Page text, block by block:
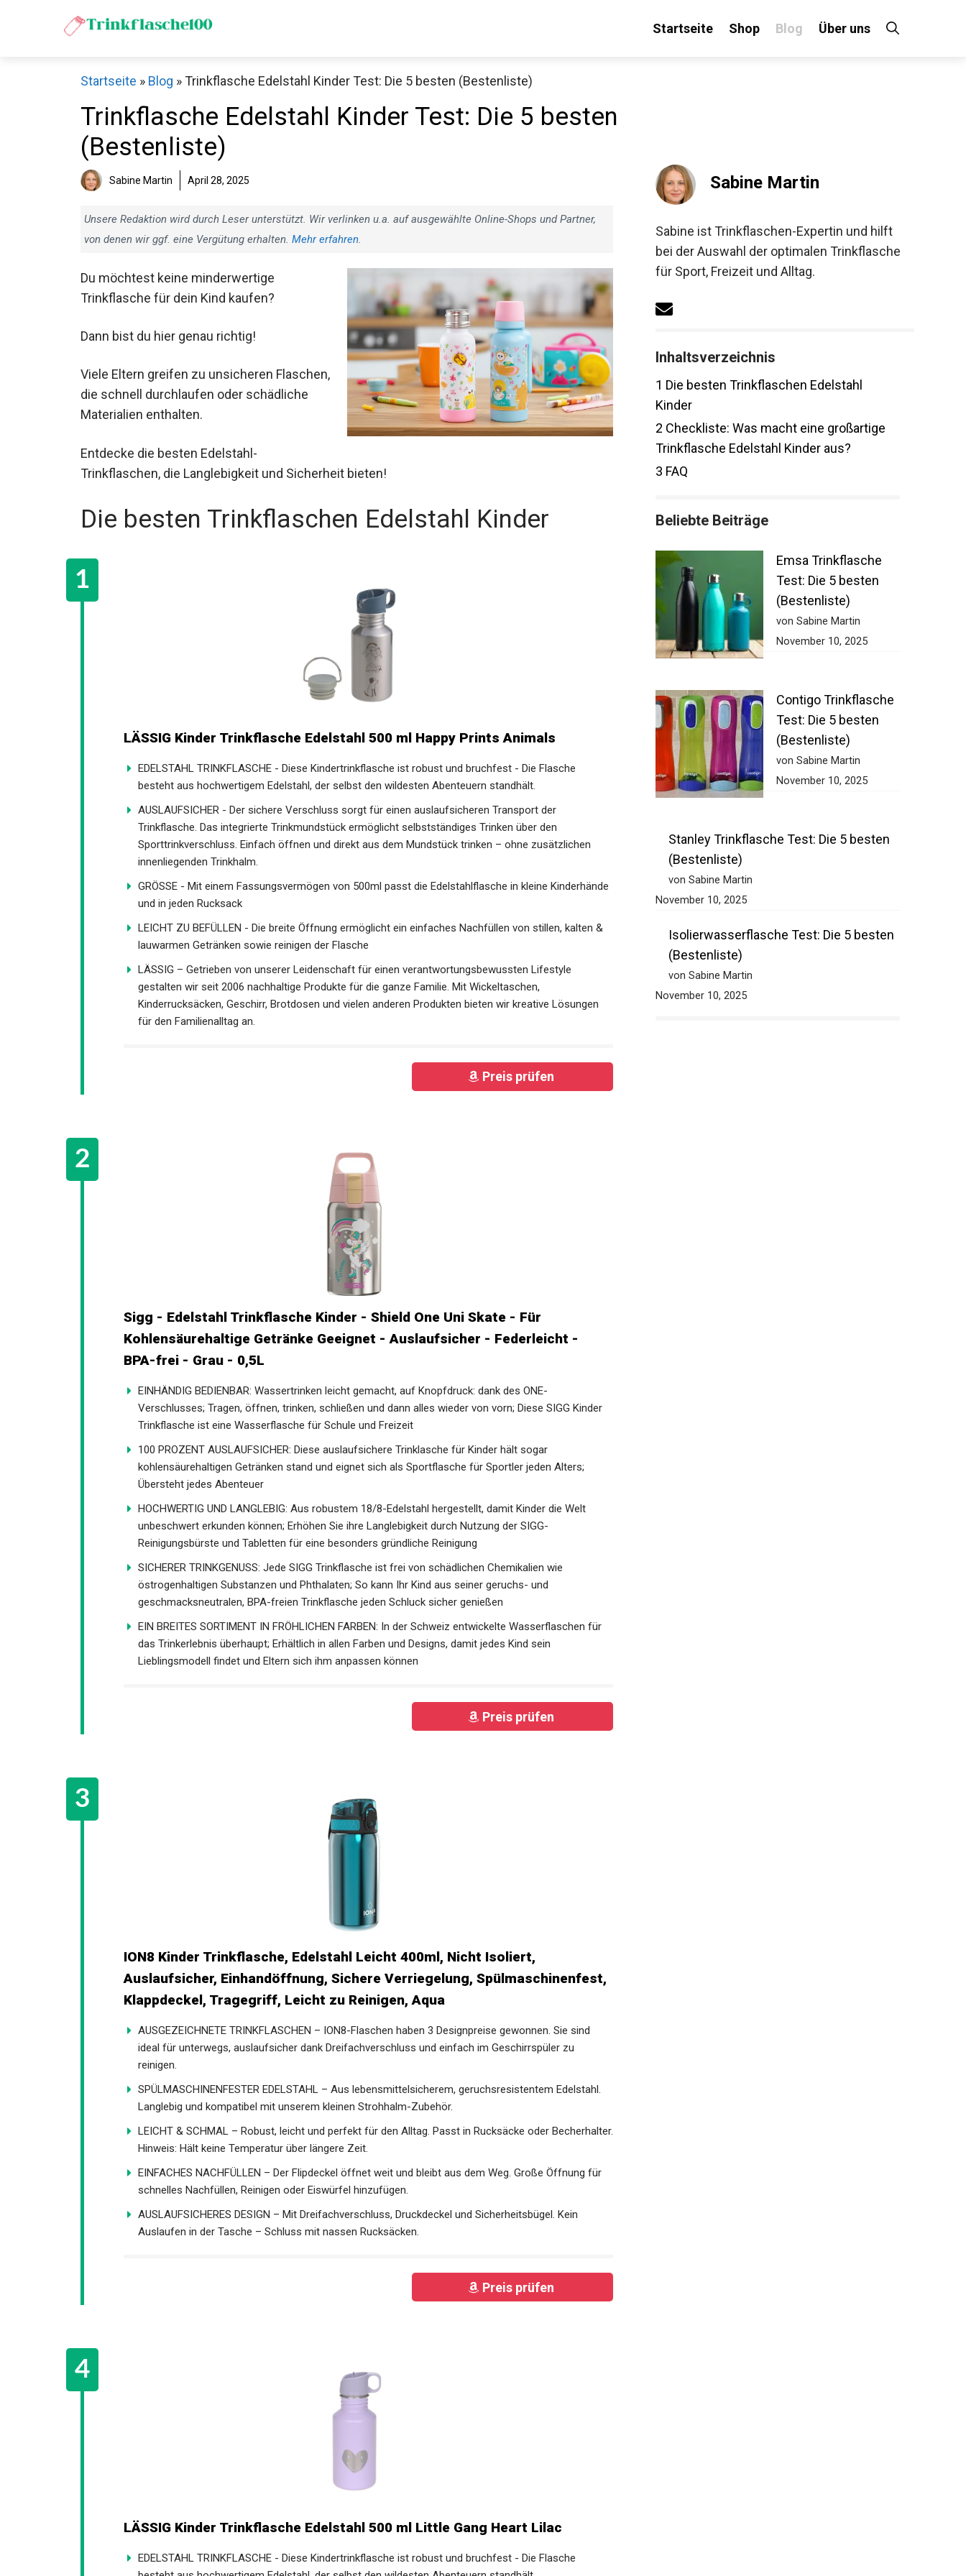
Startseite Shop Blog Über uns
Startseite » Blog »Trinkflasche Edelstahl Kinder Test: Die 5 besten (Bestenliste)
Trinkflasche Edelstahl Kinder Test: Die 5 besten
(Bestenliste)
Sabine Martin April 28, 2025
Unsere Redaktion wird durch Leser unterstützt. Wir verlinken u.a. auf ausgewählte Online-Shops und Partner,
von denen wir ggf. eine Vergütung erhalten. Mehr erfahren.
Du möchtest keine minderwertige
Trinkflasche für dein Kind kaufen?
Dann bist du hier genau richtig!
Viele Eltern greifen zu unsicheren Flaschen,
die schnell durchlaufen oder schädliche
Materialien enthalten.
Entdecke die besten Edelstahl-
Trinkflaschen, die Langlebigkeit und Sicherheit bieten!
Die besten Trinkflaschen Edelstahl Kinder
LÄSSIG Kinder Trinkflasche Edelstahl 500 ml Happy Prints Animals
EDELSTAHL TRINKFLASCHE - Diese Kindertrinkflasche ist robust und bruchfest - Die Flasche
besteht aus hochwertigem Edelstahl, der selbst den wildesten Abenteuern standhält.
AUSLAUFSICHER - Der sichere Verschluss sorgt für einen auslaufsicheren Transport der
Trinkflasche. Das integrierte Trinkmundstück ermöglicht selbstständiges Trinken über den
Sporttrinkverschluss. Einfach öffnen und direkt aus dem Mundstück trinken – ohne zusätzlichen
innenliegenden Trinkhalm.
GRÖSSE - Mit einem Fassungsvermögen von 500ml passt die Edelstahlflasche in kleine Kinderhände
und in jeden Rucksack
LEICHT ZU BEFÜLLEN - Die breite Öffnung ermöglicht ein einfaches Nachfüllen von stillen, kalten &
lauwarmen Getränken sowie reinigen der Flasche
LÄSSIG – Getrieben von unserer Leidenschaft für einen verantwortungsbewussten Lifestyle
gestalten wir seit 2006 nachhaltige Produkte für die ganze Familie. Mit Wickeltaschen,
Kinderrucksäcken, Geschirr, Brotdosen und vielen anderen Produkten bieten wir kreative Lösungen
für den Familienalltag an.
Preis prüfen
Sigg - Edelstahl Trinkflasche Kinder - Shield One Uni Skate - Für
Kohlensäurehaltige Getränke Geeignet - Auslaufsicher - Federleicht -
BPA-frei - Grau - 0,5L
EINHÄNDIG BEDIENBAR: Wassertrinken leicht gemacht, auf Knopfdruck: dank des ONE-
Verschlusses; Tragen, öffnen, trinken, schließen und dann alles wieder von vorn; Diese SIGG Kinder
Trinkflasche ist eine Wasserflasche für Schule und Freizeit
100 PROZENT AUSLAUFSICHER: Diese auslaufsichere Trinklasche für Kinder hält sogar
kohlensäurehaltigen Getränken stand und eignet sich als Sportflasche für Sportler jeden Alters;
Übersteht jedes Abenteuer
HOCHWERTIG UND LANGLEBIG: Aus robustem 18/8-Edelstahl hergestellt, damit Kinder die Welt
unbeschwert erkunden können; Erhöhen Sie ihre Langlebigkeit durch Nutzung der SIGG-
Reinigungsbürste und Tabletten für eine besonders gründliche Reinigung
SICHERER TRINKGENUSS: Jede SIGG Trinkflasche ist frei von schädlichen Chemikalien wie
östrogenhaltigen Substanzen und Phthalaten; So kann Ihr Kind aus seiner geruchs- und
geschmacksneutralen, BPA-freien Trinkflasche jeden Schluck sicher genießen
EIN BREITES SORTIMENT IN FRÖHLICHEN FARBEN: In der Schweiz entwickelte Wasserflaschen für
das Trinkerlebnis überhaupt; Erhältlich in allen Farben und Designs, damit jedes Kind sein
Lieblingsmodell findet und Eltern sich ihm anpassen können
Preis prüfen
ION8 Kinder Trinkflasche, Edelstahl Leicht 400ml, Nicht Isoliert,
Auslaufsicher, Einhandöffnung, Sichere Verriegelung, Spülmaschinenfest,
Klappdeckel, Tragegriff, Leicht zu Reinigen, Aqua
AUSGEZEICHNETE TRINKFLASCHEN – ION8-Flaschen haben 3 Designpreise gewonnen. Sie sind
ideal für unterwegs, auslaufsicher dank Dreifachverschluss und einfach im Geschirrspüler zu
reinigen.
SPÜLMASCHINENFESTER EDELSTAHL – Aus lebensmittelsicherem, geruchsresistentem Edelstahl.
Langlebig und kompatibel mit unserem kleinen Strohhalm-Zubehör.
LEICHT & SCHMAL – Robust, leicht und perfekt für den Alltag. Passt in Rucksäcke oder Becherhalter.
Hinweis: Hält keine Temperatur über längere Zeit.
EINFACHES NACHFÜLLEN – Der Flipdeckel öffnet weit und bleibt aus dem Weg. Große Öffnung für
schnelles Nachfüllen, Reinigen oder Eiswürfel hinzufügen.
AUSLAUFSICHERES DESIGN – Mit Dreifachverschluss, Druckdeckel und Sicherheitsbügel. Kein
Auslaufen in der Tasche – Schluss mit nassen Rucksäcken.
Preis prüfen
LÄSSIG Kinder Trinkflasche Edelstahl 500 ml Little Gang Heart Lilac
EDELSTAHL TRINKFLASCHE - Diese Kindertrinkflasche ist robust und bruchfest - Die Flasche
Sabine Martin
Sabine ist Trinkflaschen-Expertin und hilft
bei der Auswahl der optimalen Trinkflasche
für Sport, Freizeit und Alltag.
Inhaltsverzeichnis
1 Die besten Trinkflaschen Edelstahl
Kinder
2 Checkliste: Was macht eine großartige
Trinkflasche Edelstahl Kinder aus?
3 FAQ
Beliebte Beiträge
Emsa Trinkflasche
Test: Die 5 besten
(Bestenliste)
von Sabine Martin
November 10, 2025
Contigo Trinkflasche
Test: Die 5 besten
(Bestenliste)
von Sabine Martin
November 10, 2025
Stanley Trinkflasche Test: Die 5 besten
(Bestenliste)
von Sabine Martin
November 10, 2025
Isolierwasserflasche Test: Die 5 besten
(Bestenliste)
von Sabine Martin
November 10, 2025